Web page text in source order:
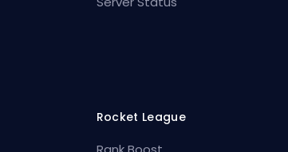
Rocket League